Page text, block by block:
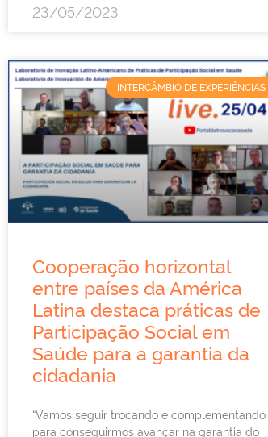
23/05/2023
INTERCÂMBIO DE EXPERIÊNCIAS
Cooperação horizontal
entre países da América
Latina destaca práticas de
Participação Social em
Saúde para a garantia da
cidadania
“Vamos seguir trocando e complementando
para conseguirmos avançar na garantia do